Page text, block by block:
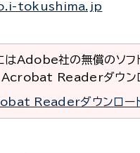
tokushima.jp
はAdobe社の無償のソ
Readerダウンロ
Readerダウンロー